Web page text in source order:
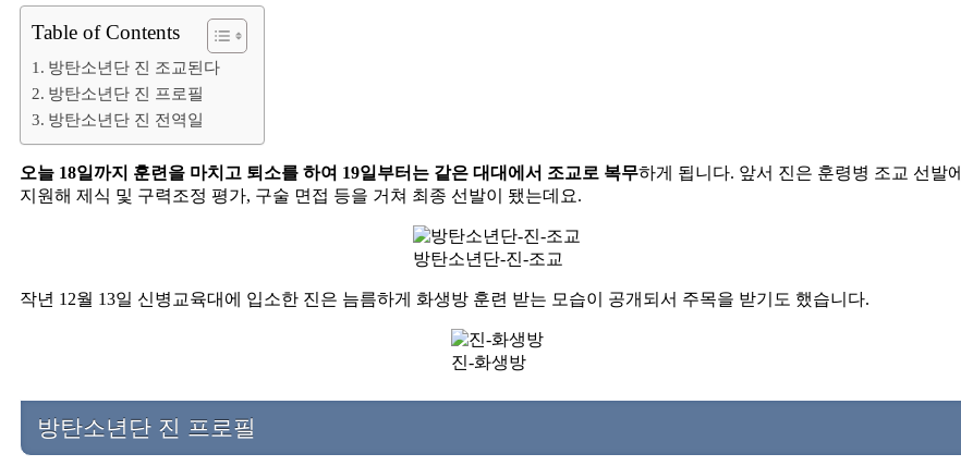
Table of Contents
방탄소년단 진 조교된다
방탄소년단 진 프로필
방탄소년단 진 전역일
오늘 18일까지 훈련을 마치고 퇴소를 하여 19일부터는 같은 대대에서 조교로 복무하게 됩니다. 앞서 진은 훈령병 조교 선발에
지원해 제식 및 구력조정 평가, 구술 면접 등을 거쳐 최종 선발이 됐는데요.
방탄소년단-진-조교
작년 12월 13일 신병교육대에 입소한 진은 늠름하게 화생방 훈련 받는 모습이 공개되서 주목을 받기도 했습니다.
진-화생방
방탄소년단 진 프로필